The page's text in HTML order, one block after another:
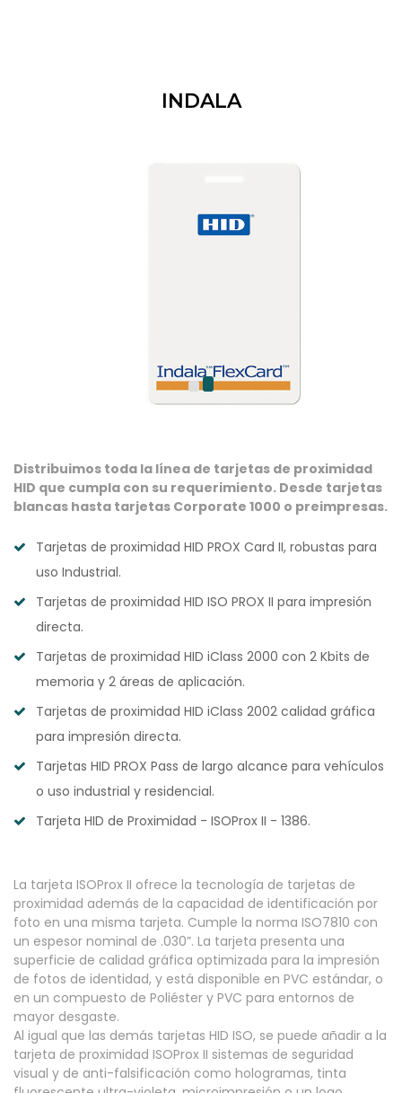
INDALA
Distribuimos toda la línea de tarjetas de proximidad
HID que cumpla con su requerimiento. Desde tarjetas
blancas hasta tarjetas Corporate 1000 o preimpresas.
Tarjetas de proximidad HID PROX Card II, robustas para
uso Industrial.
Tarjetas de proximidad HID ISO PROX II para impresión
directa.
Tarjetas de proximidad HID iClass 2000 con 2 Kbits de
memoria y 2 áreas de aplicación.
Tarjetas de proximidad HID iClass 2002 calidad gráfica
para impresión directa.
Tarjetas HID PROX Pass de largo alcance para vehículos
o uso industrial y residencial.
Tarjeta HID de Proximidad - ISOProx II - 1386.
La tarjeta ISOProx II ofrece la tecnología de tarjetas de
proximidad además de la capacidad de identificación por
foto en una misma tarjeta. Cumple la norma ISO7810 con
un espesor nominal de .030”. La tarjeta presenta una
superficie de calidad gráfica optimizada para la impresión
de fotos de identidad, y está disponible en PVC estándar, o
en un compuesto de Poliéster y PVC para entornos de
mayor desgaste.
Al igual que las demás tarjetas HID ISO, se puede añadir a la
tarjeta de proximidad ISOProx II sistemas de seguridad
visual y de anti-falsificación como hologramas, tinta